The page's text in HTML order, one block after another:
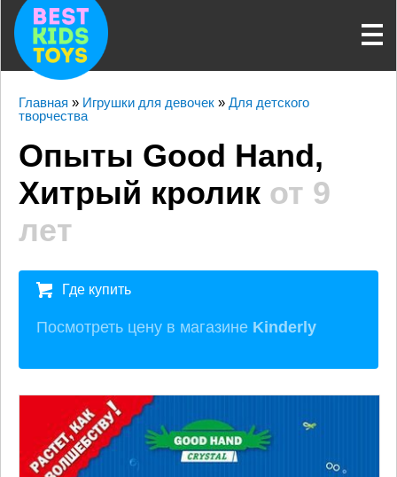
Главная » Игрушки для девочек » Для детского
творчества
Опыты Good Hand,
Хитрый кролик от 9
лет
Где купить
Посмотреть цену в магазине Kinderly